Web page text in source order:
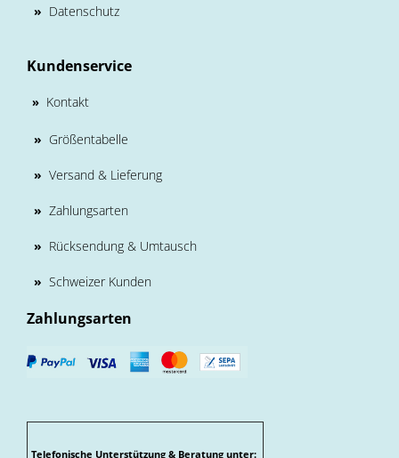
» Datenschutz
Kundenservice
» Kontakt
» Größentabelle
» Versand & Lieferung
» Zahlungsarten
» Rücksendung & Umtausch
» Schweizer Kunden
Zahlungsarten
Telefonische Unterstützung & Beratung unter: